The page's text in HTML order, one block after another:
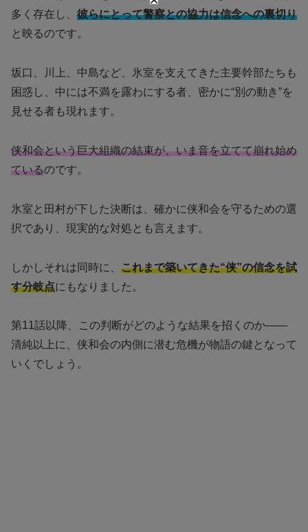
多く存在し、 彼らにとって警察との協力は信念への裏切り
と映るのです。
坂口、川上、中島など、氷室を支えてきた主要幹部たちも
困惑し、中には不満を露わにする者、密かに“別の動き”を
見せる者も現れます。
侠和会という巨大組織の結束が、いま音を立てて崩れ始め
ているのです。
氷室と田村が下した決断は、確かに侠和会を守るための選
択であり、現実的な対処とも言えます。
しかしそれは同時に、 これまで築いてきた“侠”の信念を試
す分岐点にもなりました。
第11話以降、この判断がどのような結果を招くのか――
清純以上に、侠和会の内側に潜む危機が物語の鍵となって
いくでしょう。